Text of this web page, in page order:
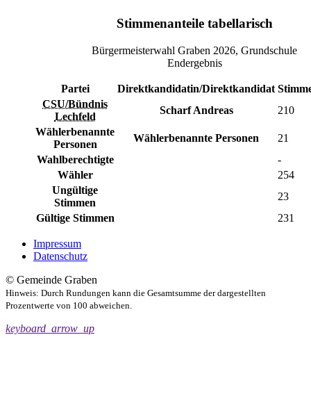
Stimmenanteile tabellarisch
Bürgermeisterwahl Graben 2026, Grundschule
Endergebnis
Partei Direktkandidatin/Direktkandidat
CSU/Bündnis
Lechfeld
Scharf Andreas
210
Wählerbenannte
Personen
Wählerbenannte Personen
21
Wahlberechtigte
-
Wähler
254
Ungültige
Stimmen
23
Gültige Stimmen
231
Impressum
Datenschutz
© Gemeinde Graben
Hinweis: Durch Rundungen kann die Gesamtsumme der dargestellten
Prozentwerte von 100 abweichen.
keyboard_arrow_up